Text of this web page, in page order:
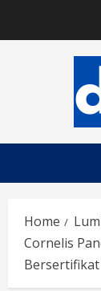
Home
Cornelis
Bersertifikat